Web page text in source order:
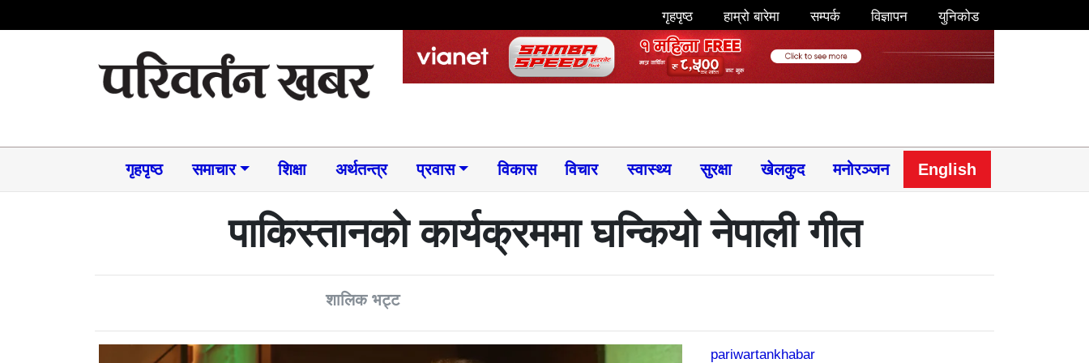
गृहपृष्ठ हाम्रो बारेमा सम्पर्क विज्ञापन युनिकोड
गृहपृष्ठ समाचार​ शिक्षा अर्थतन्त्र प्रवास विकास विचार स्वास्थ्य सुरक्षा खेलकुद मनोरञ्जन English
पाकिस्तानको कार्यक्रममा घन्कियो नेपाली गीत
शालिक भट्ट
pariwartankhabar